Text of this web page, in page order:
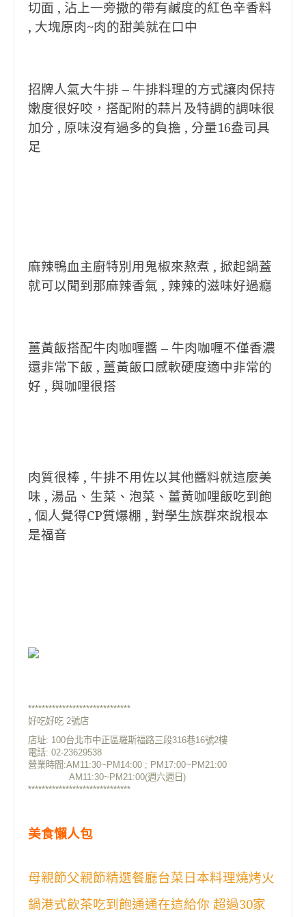
切面 , 沾上一旁撒的帶有鹹度的紅色辛香料
, 大塊原肉~肉的甜美就在口中
招牌人氣大牛排 – 牛排料理的方式讓肉保持
嫩度很好咬，搭配附的蒜片及特調的調味很
加分 , 原味沒有過多的負擔 , 分量16盎司具
足
麻辣鴨血主廚特別用鬼椒來熬煮 , 掀起鍋蓋
就可以聞到那麻辣香氣 , 辣辣的滋味好過癮
薑黃飯搭配牛肉咖喱醬 – 牛肉咖喱不僅香濃
還非常下飯 , 薑黃飯口感軟硬度適中非常的
好 , 與咖哩很搭
肉質很棒 , 牛排不用佐以其他醬料就這麼美
味 , 湯品、生菜、泡菜、薑黃咖哩飯吃到飽
, 個人覺得CP質爆棚 , 對學生族群來說根本
是福音
******************************
好吃好吃 2號店
店址: 100台北市中正區羅斯福路三段316巷16號2樓
電話: 02-23629538
營業時間:AM11:30~PM14:00 ; PM17:00~PM21:00
AM11:30~PM21:00(週六週日)
******************************
美食懶人包
母親節父親節精選餐廳台菜日本料理燒烤火
鍋港式飲茶吃到飽通通在這給你 超過30家